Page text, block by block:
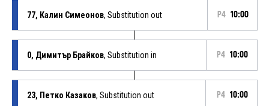
77, Калин Симеонов, Substitution out P4 10:00
0, Димитър Брайков, Substitution in P4 10:00
23, Петко Казаков, Substitution out P4 10:00